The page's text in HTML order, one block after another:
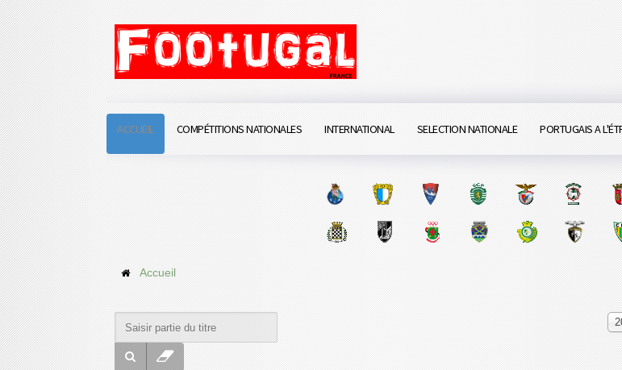
ACCUEIL COMPÉTITIONS NATIONALES INTERNATIONAL SELECTION NATIONALE PORTUGAIS A
Accueil